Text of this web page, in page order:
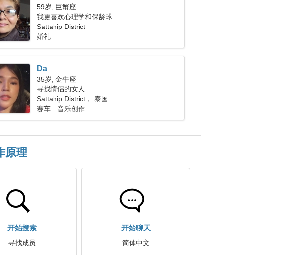
59岁, 巨蟹座
我更喜欢心理学和保龄球
Sattahip District
婚礼
Da
35岁, 金牛座
寻找情侣的女人
Sattahip District， 泰国
赛车，音乐创作
原理
开始搜索
寻找成员
开始聊天
简体中文